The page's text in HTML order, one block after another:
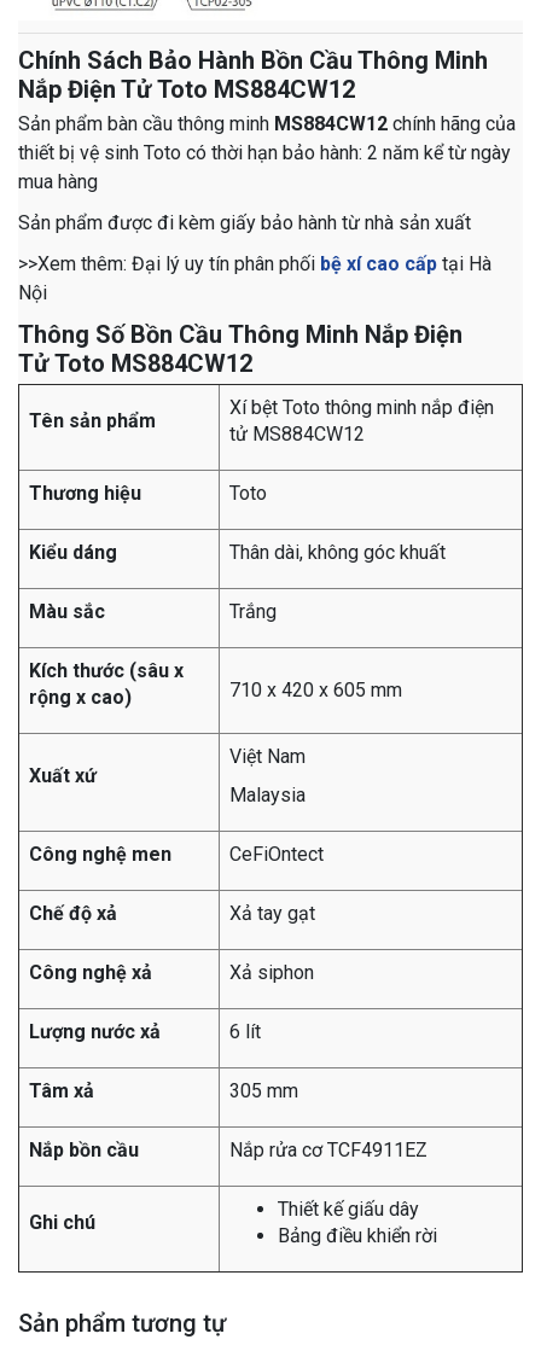
Chính Sách Bảo Hành Bồn Cầu Thông Minh
Nắp Điện Tử Toto MS884CW12
Sản phẩm bàn cầu thông minh MS884CW12 chính hãng của
thiết bị vệ sinh Toto có thời hạn bảo hành: 2 năm kể từ ngày
mua hàng
Sản phẩm được đi kèm giấy bảo hành từ nhà sản xuất
>>Xem thêm: Đại lý uy tín phân phối bệ xí cao cấp tại Hà
Nội
Thông Số Bồn Cầu Thông Minh Nắp Điện
Tử Toto MS884CW12
Tên sản phẩm
Xí bệt Toto thông minh nắp điện
tử MS884CW12
Thương hiệu Toto
Kiểu dáng Thân dài, không góc khuất
Màu sắc Trắng
Kích thước (sâu x
rộng x cao)
710 x 420 x 605 mm
Xuất xứ
Việt Nam
Malaysia
Công nghệ men CeFiOntect
Chế độ xả Xả tay gạt
Công nghệ xả Xả siphon
Lượng nước xả 6 lít
Tâm xả 305 mm
Nắp bồn cầu Nắp rửa cơ TCF4911EZ
Ghi chú
Thiết kế giấu dây
Bảng điều khiển rời
Sản phẩm tương tự